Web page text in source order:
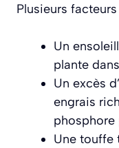
Plusieurs
Un
plante
Un excès
engrais
phosphore
Une touffe